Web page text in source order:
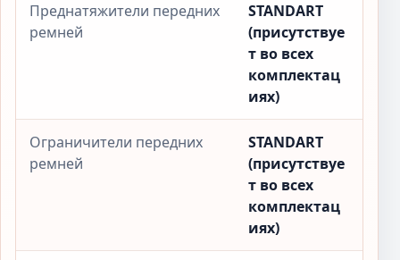
Преднатяжители передних
ремней
STANDART
(присутствуе
т во всех
комплектац
иях)
Ограничители передних
ремней
STANDART
(присутствуе
т во всех
комплектац
иях)